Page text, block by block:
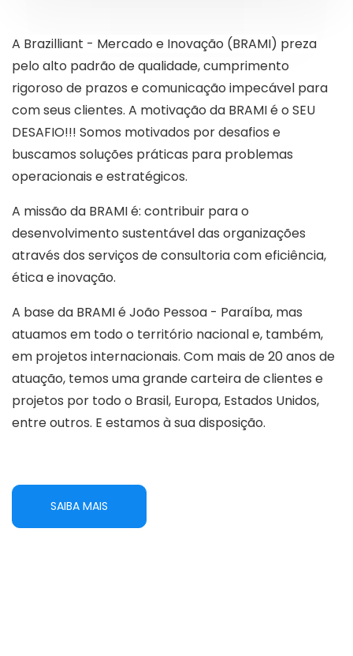
A Brazilliant - Mercado e Inovação (BRAMI) preza
pelo alto padrão de qualidade, cumprimento
rigoroso de prazos e comunicação impecável para
com seus clientes. A motivação da BRAMI é o SEU
DESAFIO!!! Somos motivados por desafios e
buscamos soluções práticas para problemas
operacionais e estratégicos.
A missão da BRAMI é: contribuir para o
desenvolvimento sustentável das organizações
através dos serviços de consultoria com eficiência,
ética e inovação.
A base da BRAMI é João Pessoa - Paraíba, mas
atuamos em todo o território nacional e, também,
em projetos internacionais. Com mais de 20 anos de
atuação, temos uma grande carteira de clientes e
projetos por todo o Brasil, Europa, Estados Unidos,
entre outros. E estamos à sua disposição.
SAIBA MAIS